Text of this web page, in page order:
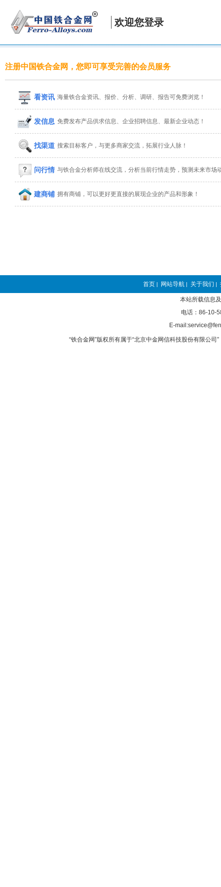
欢迎您登录
注册中国铁合金网，您即可享受完善的会员服务
看资讯 海量铁合金资讯、报价、分析、调研、报告可免费浏览！
发信息 免费发布产品供求信息、企业招聘信息、最新企业动态！
找渠道 搜索目标客户，与更多商家交流，拓展行业人脉！
问行情 与铁合金分析师在线交流，分析当前行情走势，预测未来市场
建商铺 拥有商铺，可以更好更直接的展现企业的产品和形象！
首页 | 网站导航 | 关于我们 |
本站所载信息
电话：86-10-
E-
“铁合金网”版权所有属于“北京中金网信科技股份有限公司